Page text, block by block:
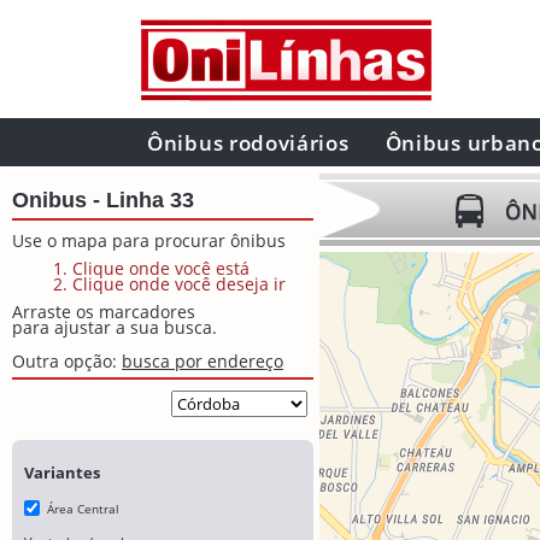
Ônibus rodoviários Ônibus
Onibus - Linha 33
Use o mapa para procurar ônibus
Clique onde você está
Clique onde você deseja ir
Arraste os marcadores
para ajustar a sua busca.
Outra opção: busca por endereço
Variantes
Área Central